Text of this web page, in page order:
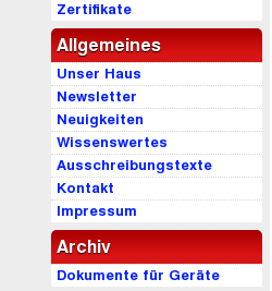
Zertifikate
Allgemeines
Unser Haus
Newsletter
Neuigkeiten
Wissenswertes
Ausschreibungstexte
Kontakt
Impressum
Archiv
Dokumente für Geräte